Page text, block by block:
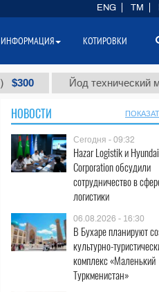
Йод технический марки
НОВОСТИ
Сегодня - 09:32
Hazar Logistik и Hyundai
Corporation обсудили
сотрудничество в
логистики
06.08.2026 - 16:30
В Бухаре планируют
культурно-
комплекс «Маленький
Туркменистан»
ENG TM
ИНФОРМАЦИЯ КОТИРОВКИ